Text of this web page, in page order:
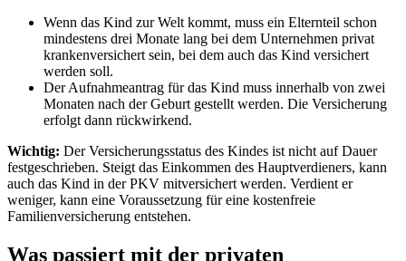
Wenn das Kind zur Welt kommt, muss ein Elternteil schon
mindestens drei Monate lang bei dem Unternehmen privat
krankenversichert sein, bei dem auch das Kind versichert
werden soll.
Der Aufnahmeantrag für das Kind muss innerhalb von zwei
Monaten nach der Geburt gestellt werden. Die Versicherung
erfolgt dann rückwirkend.
Wichtig: Der Versicherungsstatus des Kindes ist nicht auf Dauer
festgeschrieben. Steigt das Einkommen des Hauptverdieners, kann
auch das Kind in der PKV mitversichert werden. Verdient er
weniger, kann eine Voraussetzung für eine kostenfreie
Familienversicherung entstehen.
Was passiert mit der privaten